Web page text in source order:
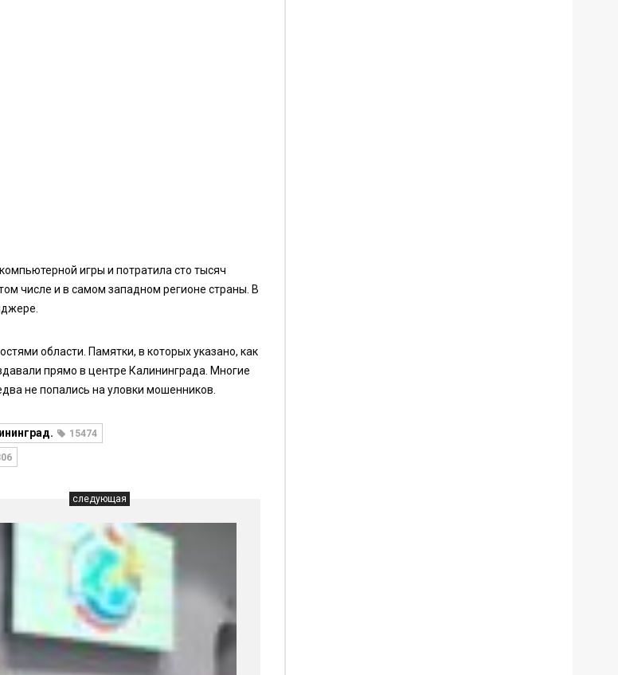
игры и потратила сто тысяч
числе и в самом западном регионе страны. В
области. Памятки, в которых указано, как
прямо в центре Калининграда. Многие
не попались на уловки мошенников.
15474
следующая